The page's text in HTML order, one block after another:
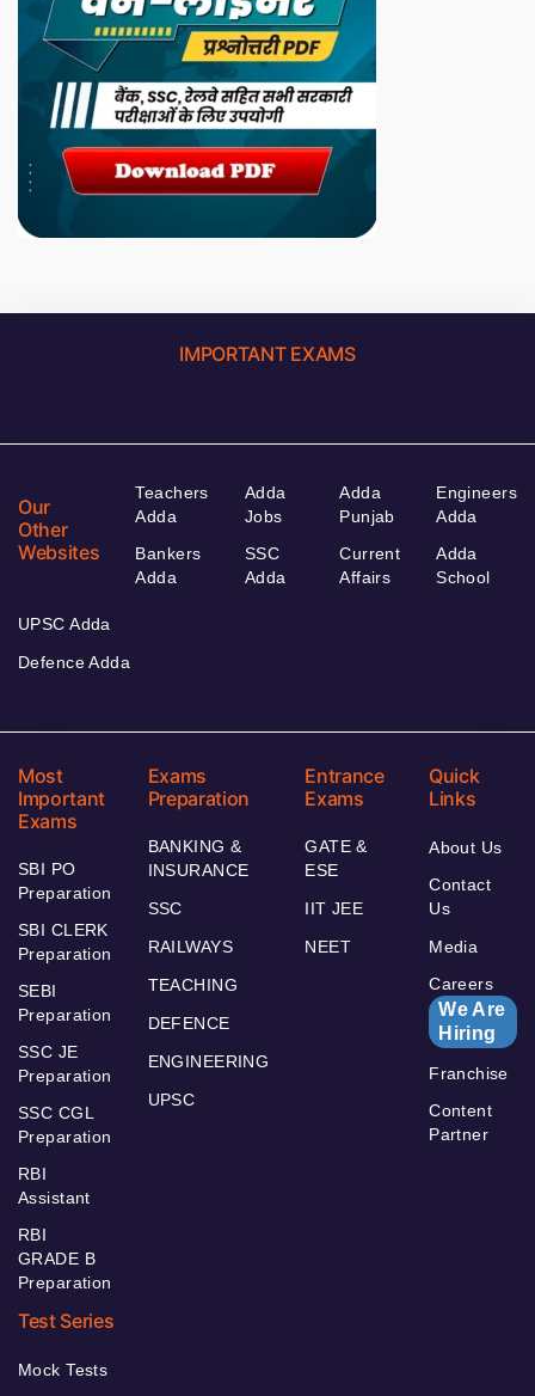
IMPORTANT EXAMS
Our
Other
Websites
Teachers
Adda
Bankers
Adda
Adda
Jobs
SSC
Adda
Adda
Punjab
Current
Affairs
Engineers
Adda
Adda
School
UPSC Adda
Defence Adda
Most
Important
Exams
SBI PO
Preparation
SBI CLERK
Preparation
SEBI
Preparation
SSC JE
Preparation
SSC CGL
Preparation
RBI
Assistant
RBI
GRADE B
Preparation
Exams
Preparation
BANKING &
INSURANCE
SSC
RAILWAYS
TEACHING
DEFENCE
ENGINEERING
UPSC
Entrance
Exams
GATE &
ESE
IIT JEE
NEET
Quick
Links
About Us
Contact
Us
Media
Careers
We Are
Hiring
Franchise
Content
Partner
Test Series
Mock Tests